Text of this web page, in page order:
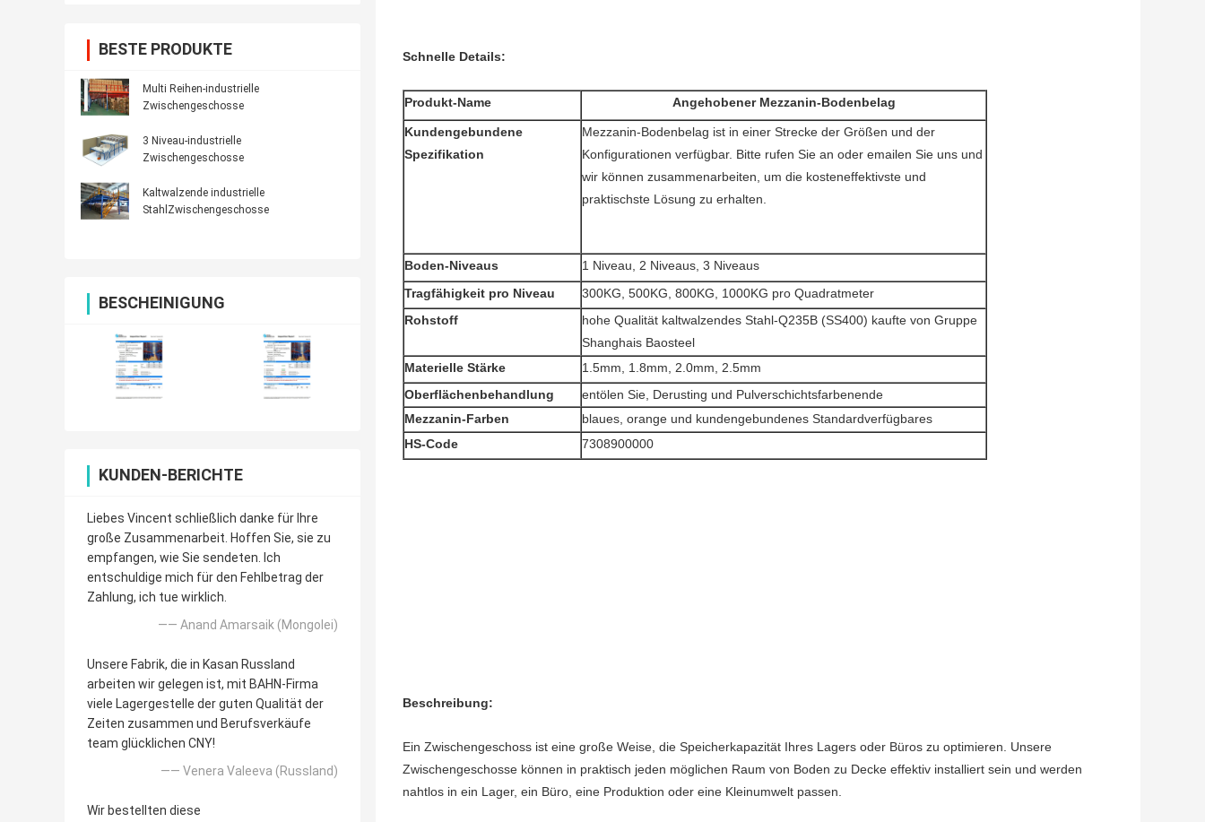
BESTE PRODUKTE
Multi Reihen-industrielle
Zwischengeschosse
3 Niveau-industrielle
Zwischengeschosse
Kaltwalzende industrielle
StahlZwischengeschosse
BESCHEINIGUNG
KUNDEN-BERICHTE
Liebes Vincent schließlich danke für Ihre
große Zusammenarbeit. Hoffen Sie, sie zu
empfangen, wie Sie sendeten. Ich
entschuldige mich für den Fehlbetrag der
Zahlung, ich tue wirklich.
—— Anand Amarsaik (Mongolei)
Unsere Fabrik, die in Kasan Russland
arbeiten wir gelegen ist, mit BAHN-Firma
viele Lagergestelle der guten Qualität der
Zeiten zusammen und Berufsverkäufe
team glücklichen CNY!
—— Venera Valeeva (Russland)
Wir bestellten diese
Schnelle Details:
Produkt-Name Angehobener Mezzanin-Bodenbelag
Kundengebundene
Spezifikation
Mezzanin-Bodenbelag ist in einer Strecke der Größen und der
Konfigurationen verfügbar. Bitte rufen Sie an oder emailen Sie uns und
wir können zusammenarbeiten, um die kosteneffektivste und
praktischste Lösung zu erhalten.
Boden-Niveaus
1 Niveau, 2 Niveaus, 3 Niveaus
Tragfähigkeit pro Niveau
300KG, 500KG, 800KG, 1000KG pro Quadratmeter
Rohstoff
hohe Qualität kaltwalzendes Stahl-Q235B (SS400) kaufte von Gruppe
Shanghais Baosteel
Materielle Stärke
1.5mm, 1.8mm, 2.0mm, 2.5mm
Oberflächenbehandlung
entölen Sie, Derusting und Pulverschichtsfarbenende
Mezzanin-Farben
blaues, orange und kundengebundenes Standardverfügbares
HS-Code
7308900000
Beschreibung:
Ein Zwischengeschoss ist eine große Weise, die Speicherkapazität Ihres Lagers oder Büros zu optimieren. Unsere
Zwischengeschosse können in praktisch jeden möglichen Raum von Boden zu Decke effektiv installiert sein und werden
nahtlos in ein Lager, ein Büro, eine Produktion oder eine Kleinumwelt passen.